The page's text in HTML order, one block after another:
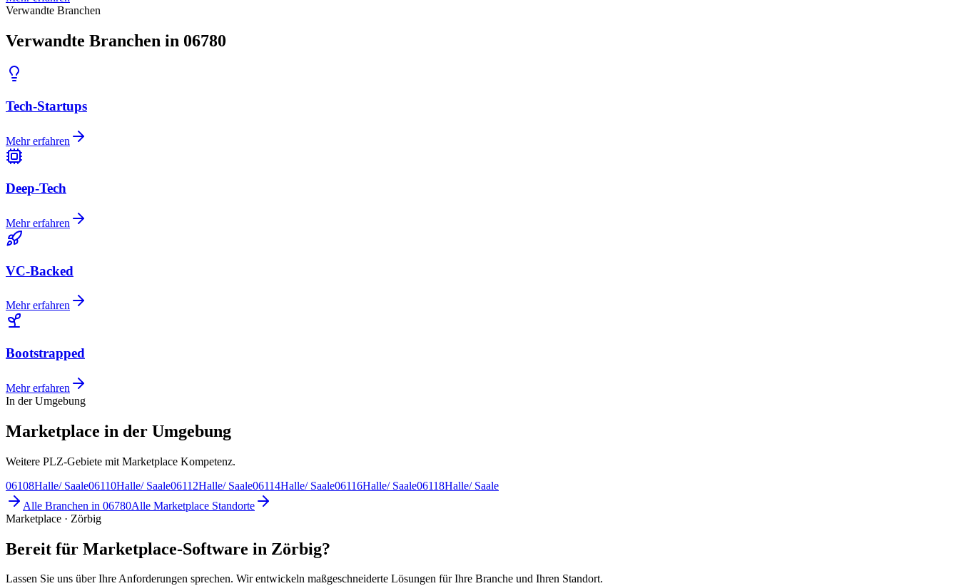
Verwandte Branchen
Verwandte Branchen in 06780
Tech-Startups
Mehr erfahren
Deep-Tech
Mehr erfahren
VC-Backed
Mehr erfahren
Bootstrapped
Mehr erfahren
In der Umgebung
Marketplace in der Umgebung
Weitere PLZ-Gebiete mit Marketplace Kompetenz.
06108Halle/ Saale06110Halle/ Saale06112Halle/ Saale06114Halle/ Saale06116Halle/ Saale06118Halle/ Saale
Alle Branchen in 06780Alle Marketplace Standorte
Marketplace · Zörbig
Bereit für Marketplace-Software in Zörbig?
Lassen Sie uns über Ihre Anforderungen sprechen. Wir entwickeln maßgeschneiderte Lösungen für Ihre Branche und Ihren Standort.